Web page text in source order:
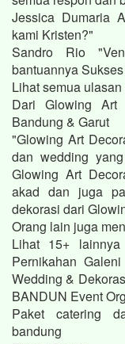
Jessica Dumaria
kami Kristen?"
Sandro Rio
bantuannya
Lihat semua
Dari Glowing Art
Bandung & Garut
"Glowing Art
dan wedding
Glowing Art
akad dan juga
dekorasi dari
Orang lain juga
Lihat 15+
Pernikahan
Wedding &
BANDUN Event
Paket catering
bandung